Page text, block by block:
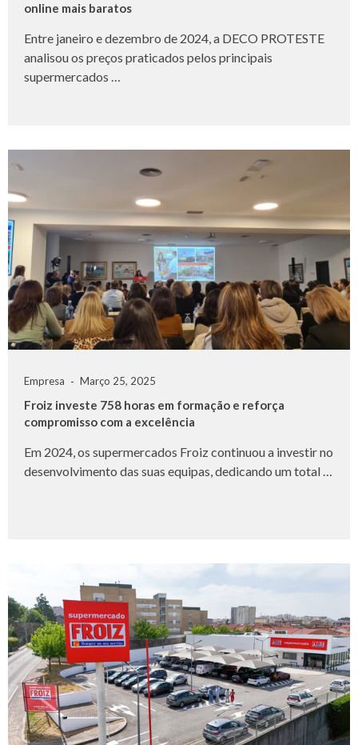
online mais baratos
Entre janeiro e dezembro de 2024, a DECO PROTESTE
analisou os preços praticados pelos principais
supermercados …
Empresa Março 25, 2025
Froiz investe 758 horas em formação e reforça
compromisso com a excelência
Em 2024, os supermercados Froiz continuou a investir no
desenvolvimento das suas equipas, dedicando um total …